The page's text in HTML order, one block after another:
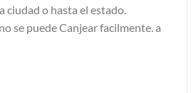
o hasta el estado.
se puede Canjear facilmente. a